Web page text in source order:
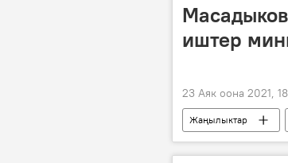
иштер
23 Аяк оона 2021,
Жаңылыктар
Афганистан